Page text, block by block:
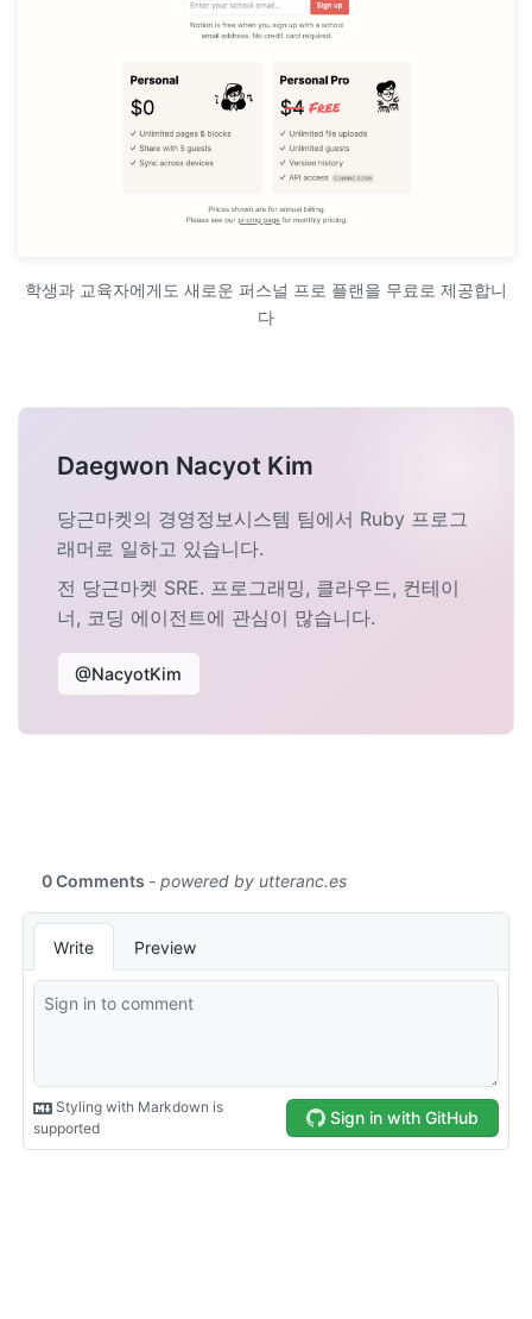
학생과 교육자에게도 새로운 퍼스널 프로 플랜을 무료로 제공합니
다
Daegwon Nacyot Kim
당근마켓의 경영정보시스템 팀에서 Ruby 프로그
래머로 일하고 있습니다.
전 당근마켓 SRE. 프로그래밍, 클라우드, 컨테이
너, 코딩 에이전트에 관심이 많습니다.
@NacyotKim